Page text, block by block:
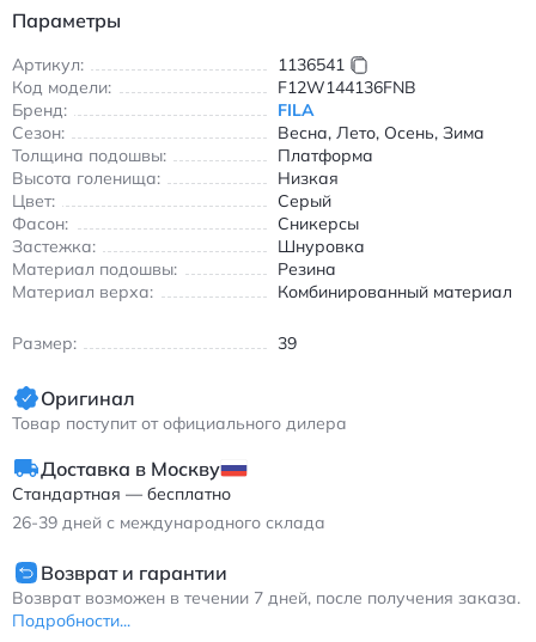
делает её универсальной для создания повседневных
образов. Толстая резиновая подошва обеспечивает отличную
амортизацию при ходьбе, а комбинированный верх из
текстиля и синтетических материалов гарантирует
воздухопроницаемость и долговечность.
Особенности модели:
Шнуровка для надежной фиксации стопы
Износостойкая резиновая подошва с глубоким
протектором
Удобная анатомическая стелька
Подходит для всех сезонов благодаря универсальному
дизайну
Эти кроссовки идеально впишутся в образы для прогулок,
Легкий вес и продуманная конструкция делают их
незаменимым элементом гардероба современной женщины.
толстой подошвой и амортизацией для повседневной носки.
Параметры
Артикул:
1136541
Код модели:
F12W144136FNB
Бренд:
FILA
Сезон:
Весна, Лето, Осень, Зима
Толщина подошвы:
Платформа
Высота голенища:
Низкая
Цвет:
Серый
Фасон:
Сникерсы
Застежка:
Шнуровка
Материал подошвы:
Резина
Материал верха:
Комбинированный материал
Размер: 39
Оригинал
Товар поступит от официального дилера
Доставка в Москву
Стандартная — бесплатно
26-39 дней с международного склада
Возврат и гарантии
Возврат возможен в течении 7 дней, после получения заказа.
Подробности...